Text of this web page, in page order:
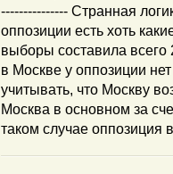
--------------- Странная
оппозиции есть хоть
выборы составила
в Москве у оппозиции
учитывать, что Москву
Москва в основном за
таком случае оппозиция